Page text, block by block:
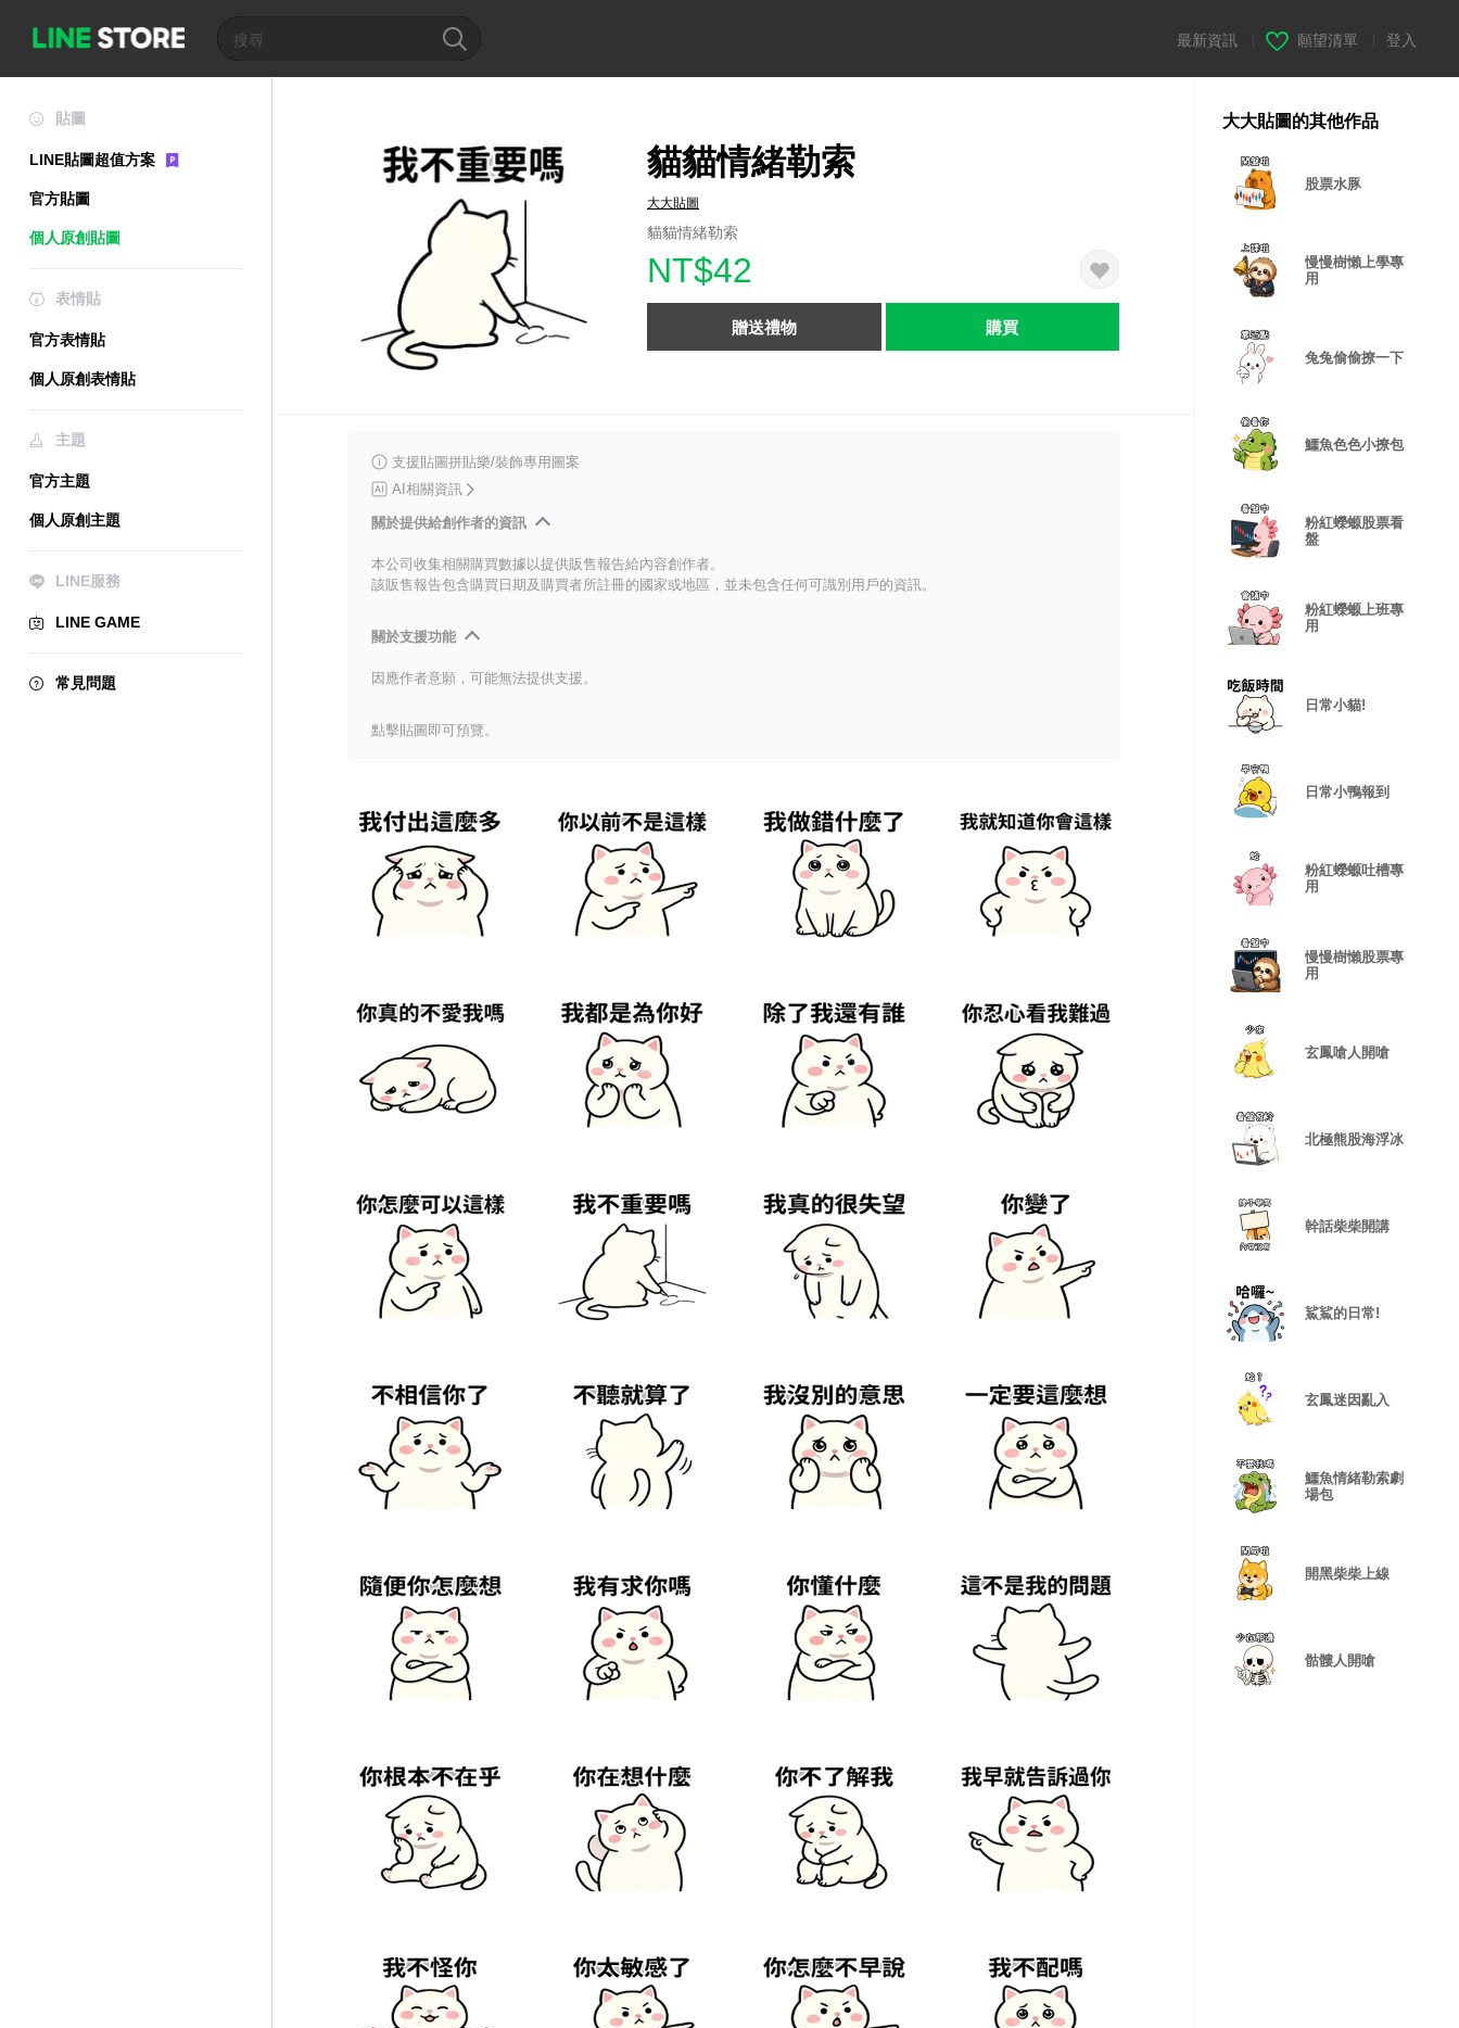
最新資訊 願望清單 登入
貼圖
LINE貼圖超值方案
官方貼圖
個人原創貼圖
表情貼
官方表情貼
個人原創表情貼
主題
官方主題
個人原創主題
LINE服務
LINE GAME
常見問題
貓貓情緒勒索
大大貼圖
貓貓情緒勒索
NT$42
贈送禮物 購買
支援貼圖拼貼樂/裝飾專用圖案
AI相關資訊
關於提供給創作者的資訊
本公司收集相關購買數據以提供販售報告給內容創作者。
該販售報告包含購買日期及購買者所註冊的國家或地區，並未包含任何可識別用戶的資訊。
關於支援功能
因應作者意願，可能無法提供支援。
點擊貼圖即可預覽。
大大貼圖的其他作品
股票水豚
慢慢樹懶上學專
用
兔兔偷偷撩一下
鱷魚色色小撩包
粉紅蠑螈股票看
盤
粉紅蠑螈上班專
用
日常小貓!
日常小鴨報到
粉紅蠑螈吐槽專
用
慢慢樹懶股票專
用
玄鳳嗆人開嗆
北極熊股海浮冰
幹話柴柴開講
鯊鯊的日常!
玄鳳迷因亂入
鱷魚情緒勒索劇
場包
開黑柴柴上線
骷髏人開嗆